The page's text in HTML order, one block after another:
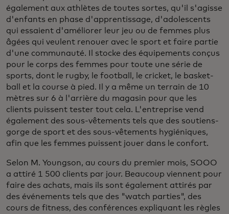
également aux athlètes de toutes sortes, qu'il s'agisse
d'enfants en phase d'apprentissage, d'adolescents
qui essaient d'améliorer leur jeu ou de femmes plus
âgées qui veulent renouer avec le sport et faire partie
d'une communauté. Il stocke des équipements conçus
pour le corps des femmes pour toute une série de
sports, dont le rugby, le football, le cricket, le basket-
ball et la course à pied. Il y a même un terrain de 10
mètres sur 6 à l'arrière du magasin pour que les
clients puissent tester tout cela. L'entreprise vend
également des sous-vêtements tels que des soutiens-
gorge de sport et des sous-vêtements hygiéniques,
afin que les femmes puissent jouer dans le confort.
Selon M. Youngson, au cours du premier mois, SOOO
a attiré 1 500 clients par jour. Beaucoup viennent pour
faire des achats, mais ils sont également attirés par
des événements tels que des "watch parties", des
cours de fitness, des conférences expliquant les règles